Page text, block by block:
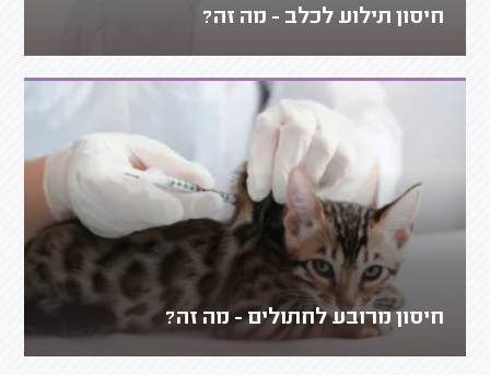
חיסון תילוע לכלב - מה זה?
חיסון מרובע לחתולים - מה זה?